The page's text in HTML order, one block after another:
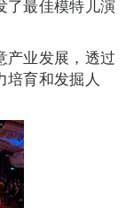
了最佳模特儿演
产业发展，透过
培育和发掘人